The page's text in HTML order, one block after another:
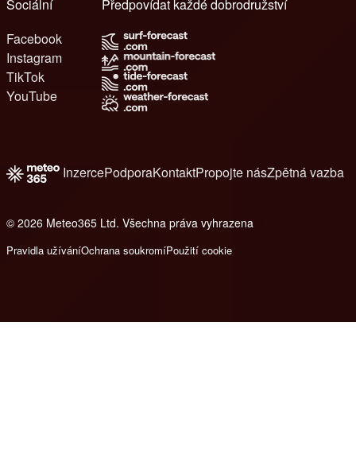
Sociální
Facebook
Instagram
TikTok
YouTube
Předpovídat každé dobrodružství
InzercePodporaKontaktPropojte násZpětná vazba
© 2026 Meteo365 Ltd. Všechna práva vyhrazena
Pravidla užíváníOchrana soukromíPoužití cookie